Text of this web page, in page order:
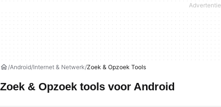
Android Internet & Netwerk Zoek & Opzoek Tools
Zoek & Opzoek tools voor Android